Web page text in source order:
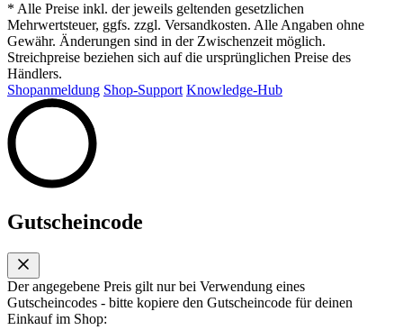
* Alle Preise inkl. der jeweils geltenden gesetzlichen
Mehrwertsteuer, ggfs. zzgl. Versandkosten. Alle Angaben ohne
Gewähr. Änderungen sind in der Zwischenzeit möglich.
Streichpreise beziehen sich auf die ursprünglichen Preise des
Händlers.
Shopanmeldung Shop-Support Knowledge-Hub
Gutscheincode
Der angegebene Preis gilt nur bei Verwendung eines
Gutscheincodes - bitte kopiere den Gutscheincode für deinen
Einkauf im Shop: